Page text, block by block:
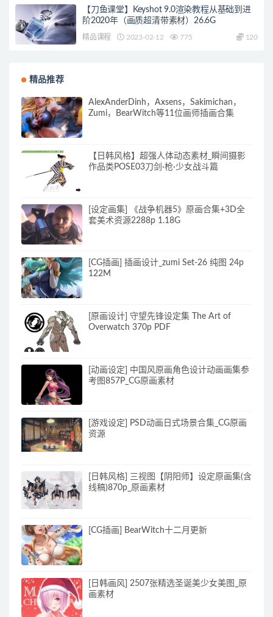
【刀鱼课堂】Keyshot 9.0渲染教程从基础到进
阶2020年（画质超清带素材）26.6G
精品课程 2023-02-12 775 120
精品推荐
AlexAnderDinh，Axsens，Sakimichan，
Zumi，BearWitch等11位画师插画合集
【日韩风格】超强人体动态素材_瞬间摄影
作品类POSE03刀剑·枪·少女战斗篇
[设定画集] 《战争机器5》原画合集+3D全
套美术资源2288p 1.18G
[CG插画] 插画设计_zumi Set-26 纯图 24p
122M
[原画设计] 守望先锋设定集 The Art of
Overwatch 370p PDF
[动画设定] 中国风原画角色设计动画画集参
考图857P_CG原画素材
[游戏设定] PSD动画日式场景合集_CG原画
资源
[日韩风格] 三视图【阴阳师】设定原画集(含
线稿)870p_原画素材
[CG插画] BearWitch十二月更新
[日韩画风] 2507张精选圣诞美少女美图_原
画素材